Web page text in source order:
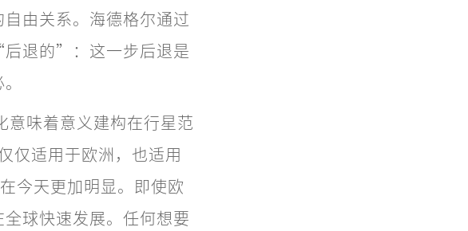
由关系。海德格尔通过
退的”：这一步后退是
意味着意义建构在行星范
仅适用于欧洲，也适用
今天更加明显。即使欧
球快速发展。任何想要